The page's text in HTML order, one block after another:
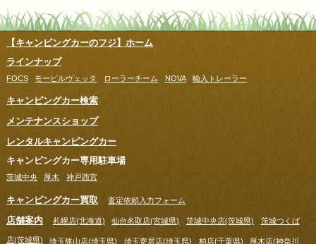
【キャンピングカーのフジ】ホーム
ラインナップ
FOCS モービルヴェッタ ローラーチーム NOVA 輸入トレーラー
キャンピングカー検索
メンテナンスショップ
レンタルキャンピングカー
キャンピングカー専用駐車場
茨城中央 厚木 神戸西宮
キャンピングカー買取 査定依頼入力フォーム
店舗案内 札幌店(北海道) 仙台名取店(宮城県) 茨城中央店(茨城県) 茨城つくば
店(茨城県) 埼玉狭山店(埼玉県) 埼玉寄居店(埼玉県) 柏店(千葉県) 厚木店(神奈川